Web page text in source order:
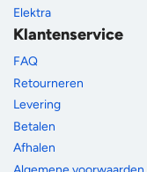
Elektra
Klantenservice
FAQ
Retourneren
Levering
Betalen
Afhalen